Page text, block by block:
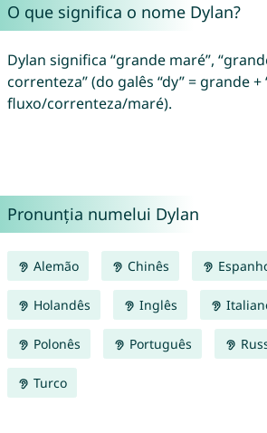
O que significa o nome Dylan?
Dylan significa “grande maré”,
correnteza” (do galês “dy” = grande +
fluxo/correnteza/maré).
Pronunția numelui Dylan
Alemão Chinês
Holandês Inglês
Polonês Português
Turco